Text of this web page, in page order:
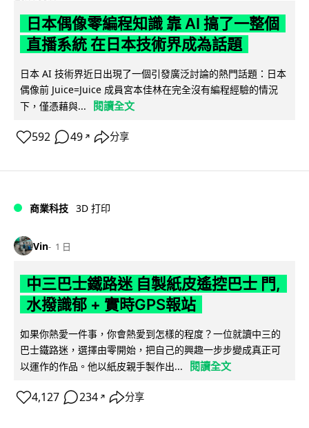
日本偶像零編程知識 靠 AI 搞了一整個
直播系統 在日本技術界成為話題
日本 AI 技術界近日出現了一個引發廣泛討論的熱門話題：日本
偶像前 Juice=Juice 成員宮本佳林在完全沒有編程經驗的情況
下，僅憑藉與...
閱讀全文
592 49 ↗ 分享
商業科技 3D 打印
Vin 1 日
中三巴士鐵路迷 自製紙皮遙控巴士 門,
水撥識郁 + 實時GPS報站
如果你熱愛一件事，你會熱愛到怎樣的程度？一位就讀中三的
巴士鐵路迷，選擇由零開始，把自己的興趣一步步變成真正可
以運作的作品。他以紙皮親手製作出...
閱讀全文
4,127 234 ↗ 分享